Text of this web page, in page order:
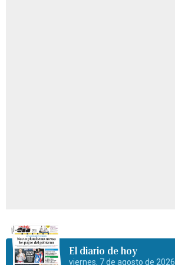
El diario de hoy
viernes, 7 de agosto de 2026